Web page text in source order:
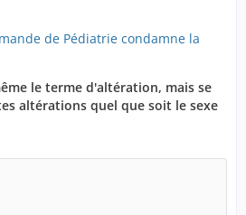
de Pédiatrie condamne la
le terme d'altération, mais se
altérations quel que soit le sexe